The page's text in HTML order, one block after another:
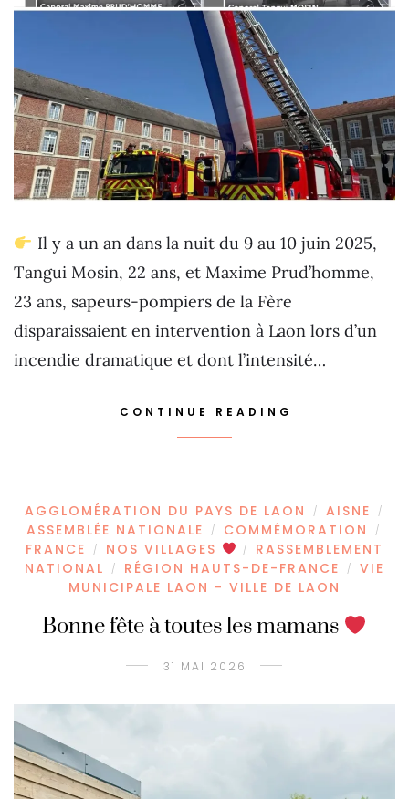
Il y a un an dans la nuit du 9 au 10 juin 2025,
Tangui Mosin, 22 ans, et Maxime Prud’homme,
23 ans, sapeurs-pompiers de la Fère
disparaissaient en intervention à Laon lors d’un
incendie dramatique et dont l’intensité…
CONTINUE READING
AGGLOMÉRATION DU PAYS DE LAON / AISNE /
ASSEMBLÉE NATIONALE / COMMÉMORATION /
FRANCE / NOS VILLAGES /
RASSEMBLEMENT
NATIONAL
/ RÉGION HAUTS-DE-FRANCE /
VIE
MUNICIPALE LAON - VILLE DE LAON
Bonne fête à toutes les mamans
31 MAI 2026